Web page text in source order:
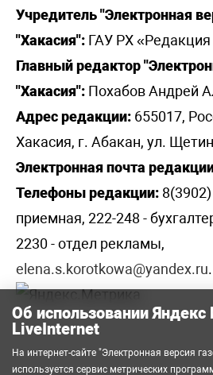
Учредитель "Электронная
"Хакасия": ГАУ РХ
Главный редактор
"Хакасия": Похабов Андрей
Адрес редакции: 655017,
Хакасия, г. Абакан, ул.
Электронная почта
Телефоны редакции:
приемная, 222-248 -
2230 - отдел рекламы,
elena.s.korotkowa@yandex.ru.
Об использовании
LiveInternet
На интернет-сайте "Электронная версия
используется сервис метрических